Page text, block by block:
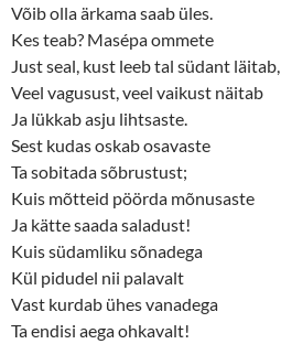
Võib olla ärkama saab üles.
Kes teab? Masépa ommete
Just seal, kust leeb tal südant läitab,
Veel vagusust, veel vaikust näitab
Ja lükkab asju lihtsaste.
Sest kudas oskab osavaste
Ta sobitada sõbrustust;
Kuis mõtteid pöörda mõnusaste
Ja kätte saada saladust!
Kuis südamliku sõnadega
Kül pidudel nii palavalt
Vast kurdab ühes vanadega
Ta endisi aega ohkavalt!